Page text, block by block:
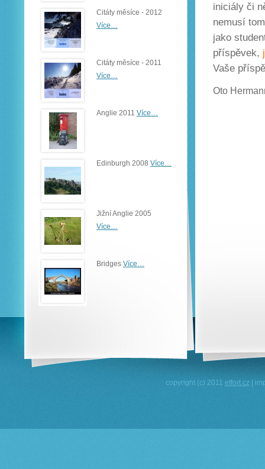
iniciály či
nemusí
jako
příspěvek,
Vaše
Oto
Citáty měsíce - 2012
Více…
Citáty měsíce - 2011
Více…
Anglie 2011 Více…
Edinburgh 2008 Více…
Jižní Anglie 2005
Více…
Bridges Více…
copyright (c) 2011 effort.cz |